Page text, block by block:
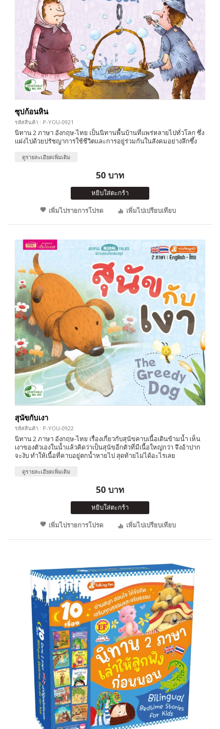
ซุปก้อนหิน
รหัสสินค้า : P-YOU-0921
นิทาน 2 ภาษา อังกฤษ-ไทย เป็นนิทานพื้นบ้านที่แพร่หลายไปทั่วโลก ซึ่ง
แฝงไปด้วยปรัชญาการใช้ชีวิตและการอยู่ร่วมกันในสังคมอย่างลึกซึ้ง
ดูรายละเอียดเพิ่มเติม
50 บาท
หยิบใส่ตะกร้า
เพิ่มไปรายการโปรด
เพิ่มไปเปรียบเทียบ
สุนัขกับเงา
รหัสสินค้า : P-YOU-0922
นิทาน 2 ภาษา อังกฤษ-ไทย เรื่องเกี่ยวกับสุนัขคาบเนื้อเดินข้ามน้ำ เห็น
เงาของตัวเองในน้ำแล้วคิดว่าเป็นสุนัขอีกตัวที่มีเนื้อใหญ่กว่า จึงอ้าปาก
จะงับ ทำให้เนื้อที่คาบอยู่ตกน้ำหายไป สุดท้ายไม่ได้อะไรเลย
ดูรายละเอียดเพิ่มเติม
50 บาท
หยิบใส่ตะกร้า
เพิ่มไปรายการโปรด
เพิ่มไปเปรียบเทียบ